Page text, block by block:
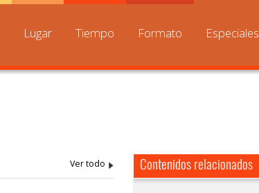
Lugar Tiempo Formato Especiales
Contenidos relacionados